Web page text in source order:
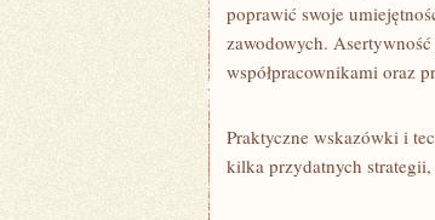
poprawić swoje
zawodowych.
współpracownikami oraz
Praktyczne wskazówki i
kilka ‌przydatnych